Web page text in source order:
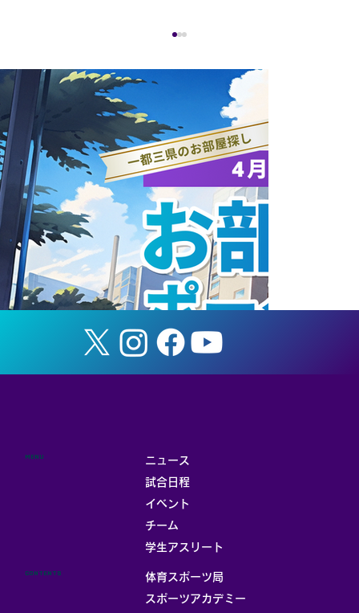
【夏合宿のご支援（寄付金）受入につい
てのお知らせ】
ニュース
試合日程
イベント
チーム
学生アスリート
MENU
体育スポーツ局
スポーツアカデミー
CONTENTS